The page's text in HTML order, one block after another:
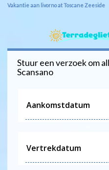
Vakantie aan livorno at Toscane Zeeside
Stuur een verzoek om
Scansano